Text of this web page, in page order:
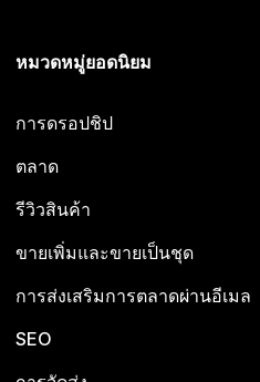
หมวดหมู่ยอดนิยม
การดรอปชิป
ตลาด
รีวิวสินค้า
ขายเพิ่มและขายเป็นชุด
การส่งเสริมการตลาดผ่านอีเมล
SEO